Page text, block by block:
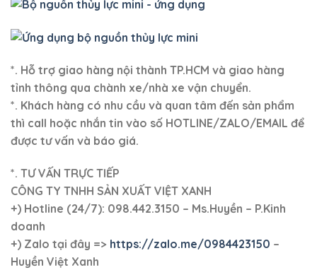
*. Hỗ trợ giao hàng nội thành TP.HCM và giao hàng
tỉnh thông qua chành xe/nhà xe vận chuyển.
*. Khách hàng có nhu cầu và quan tâm đến sản phẩm
thì call hoặc nhắn tin vào số HOTLINE/ZALO/EMAIL để
được tư vấn và báo giá.
*. TƯ VẤN TRỰC TIẾP
CÔNG TY TNHH SẢN XUẤT VIỆT XANH
+) Hotline (24/7): 098.442.3150 – Ms.Huyền – P.Kinh
doanh
+) Zalo tại đây => https://zalo.me/0984423150 –
Huyền Việt Xanh